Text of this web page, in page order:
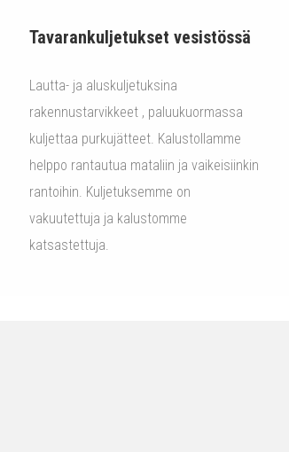
Tavarankuljetukset vesistössä
Lautta- ja aluskuljetuksina
rakennustarvikkeet , paluukuormassa
kuljettaa purkujätteet. Kalustollamme
helppo rantautua mataliin ja vaikeisiinkin
rantoihin. Kuljetuksemme on
vakuutettuja ja kalustomme
katsastettuja.